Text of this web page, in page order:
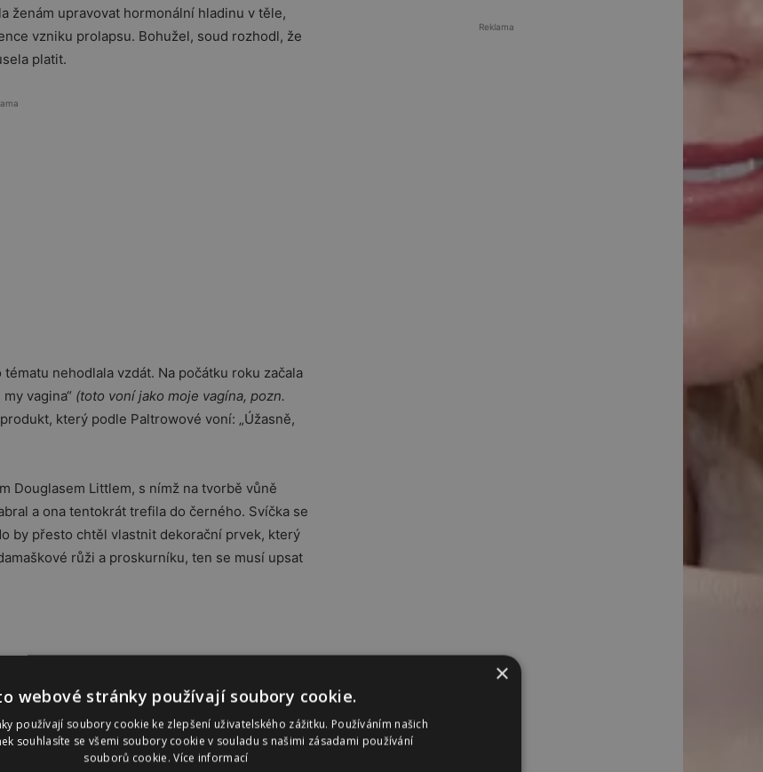
ženám upravovat hormonální hladinu v těle,
vzniku prolapsu. Bohužel, soud rozhodl, že
platit.
nehodlala vzdát. Na počátku roku začala
vagina“ (toto voní jako moje vagína, pozn.
který podle Paltrowové voní: „Úžasně,
Douglasem Littlem, s nímž na tvorbě vůně
a ona tentokrát trefila do černého. Svíčka se
by přesto chtěl vlastnit dekorační prvek, který
růži a proskurníku, ten se musí upsat
Reklama
×
webové stránky používají soubory cookie.
používají soubory cookie ke zlepšení uživatelského zážitku. Používáním našich
souhlasíte se všemi soubory cookie v souladu s našimi zásadami používání
souborů cookie.Více informací